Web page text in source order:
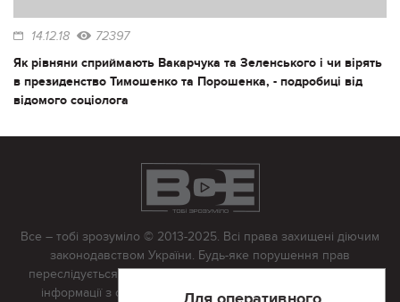
14.12.18 72397
Як рівняни сприймають Вакарчука та Зеленського і чи вірять
в президенство Тимошенко та Порошенка, - подробиці від
відомого соціолога
Все – тобі зрозуміло © 2013-2025. Всі права захищені діючим
законодавством України. Будь-яке порушення прав
переслідується в судовому порядку. Будь-яке відтворення
інформації з сайту тільки з письмово дозволу редакції.